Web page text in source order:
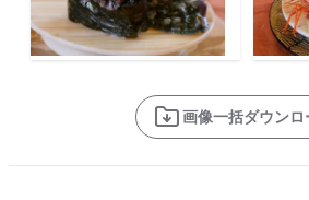
画像一括ダウンロ